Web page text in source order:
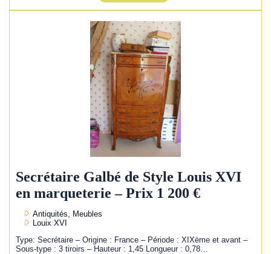
Secrétaire Galbé de Style Louis XVI
en marqueterie – Prix 1 200 €
Antiquités, Meubles
Louix XVI
Type: Secrétaire – Origine : France – Période : XIXème et avant –
Sous-type : 3 tiroirs – Hauteur : 1,45 Longueur : 0,78…